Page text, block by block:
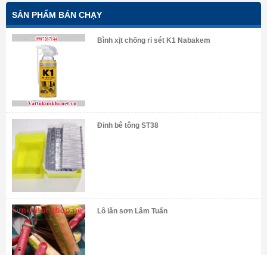
SẢN PHẨM BÁN CHẠY
Bình xịt chống rỉ sét K1 Nabakem
Đinh bê tông ST38
Lô lăn sơn Lâm Tuấn